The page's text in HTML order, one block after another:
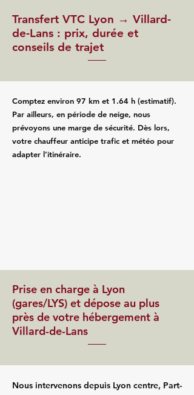
Transfert VTC Lyon → Villard-
de-Lans : prix, durée et
conseils de trajet
Comptez environ 97 km et 1.64 h (estimatif).
Par ailleurs, en période de neige, nous
prévoyons une marge de sécurité. Dès lors,
votre chauffeur anticipe trafic et météo pour
adapter l’itinéraire.
Prise en charge à Lyon
(gares/LYS) et dépose au plus
près de votre hébergement à
Villard-de-Lans
Nous intervenons depuis Lyon centre, Part-